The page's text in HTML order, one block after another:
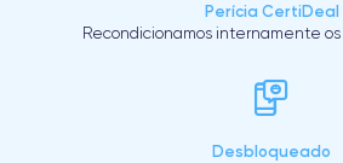
Perícia CertiDeal
Recondicionamos internamente os
Desbloqueado